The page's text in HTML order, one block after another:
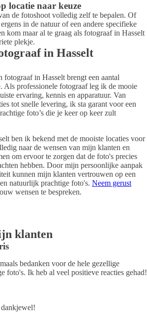
locatie naar keuze
de fotoshoot volledig zelf te bepalen. Of
in de natuur of een andere specifieke
kom maar al te graag als fotograaf in Hasselt
plekje.
in Hasselt
fotograaf in Hasselt brengt een aantal
Als professionele fotograaf leg ik de mooie
ervaring, kennis en apparatuur. Van
tot snelle levering, ik sta garant voor een
foto’s die je keer op keer zult
ben ik bekend met de mooiste locaties voor
naar de wensen van mijn klanten en
om ervoor te zorgen dat de foto's precies
hebben. Door mijn persoonlijke aanpak
kunnen mijn klanten vertrouwen op een
natuurlijk prachtige foto's. Neem gerust
wensen te bespreken.
klanten
bedanken voor de hele gezellige
foto's. Ik heb al veel positieve reacties gehad!